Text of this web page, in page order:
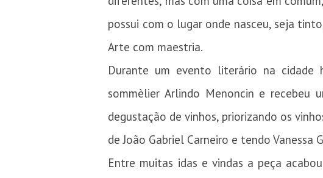
possui com o lugar onde nasceu, seja
Arte com maestria.
Durante um evento literário na cidade
sommèlier Arlindo Menoncin e recebeu
degustação de vinhos, priorizando os
de João Gabriel Carneiro e tendo
Entre muitas idas e vindas a peça